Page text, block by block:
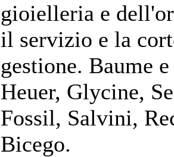
gioielleria e
il servizio e la
gestione. Baume
Heuer, Glycine,
Fossil, Salvini,
Bicego.